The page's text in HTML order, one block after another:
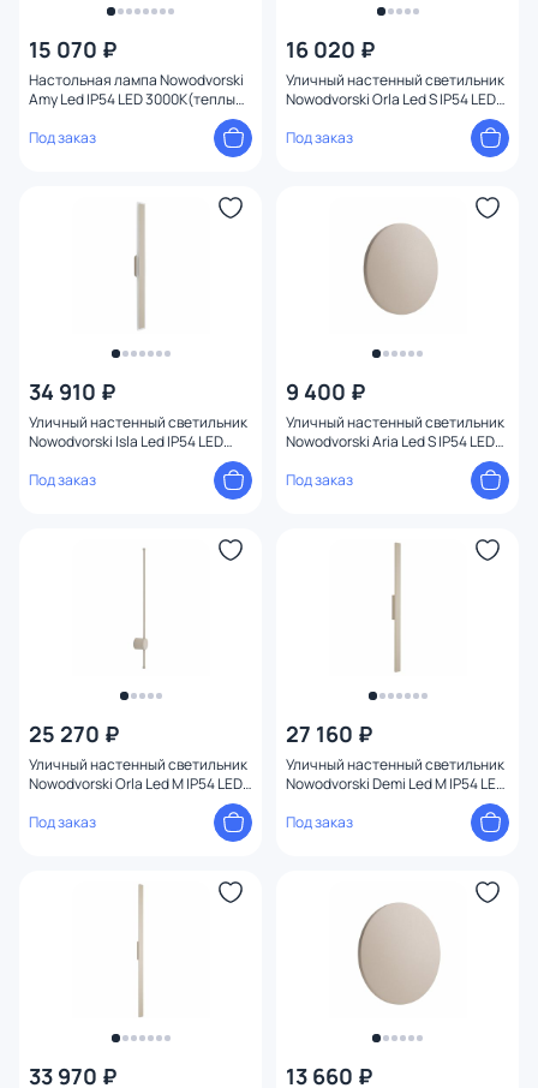
15 070 ₽
Настольная лампа Nowodvorski
Amy Led IP54 LED 3000К(теплый)
Под заказ
16 020 ₽
Уличный настенный светильник
Nowodvorski Orla Led S IP54 LED
Под заказ
34 910 ₽
Уличный настенный светильник
Nowodvorski Isla Led IP54 LED
Под заказ
9 400 ₽
Уличный настенный светильник
Nowodvorski Aria Led S IP54 LED
Под заказ
25 270 ₽
Уличный настенный светильник
Nowodvorski Orla Led M IP54 LED
Под заказ
27 160 ₽
Уличный настенный светильник
Nowodvorski Demi Led M IP54 LED
Под заказ
33 970 ₽ 13 660 ₽